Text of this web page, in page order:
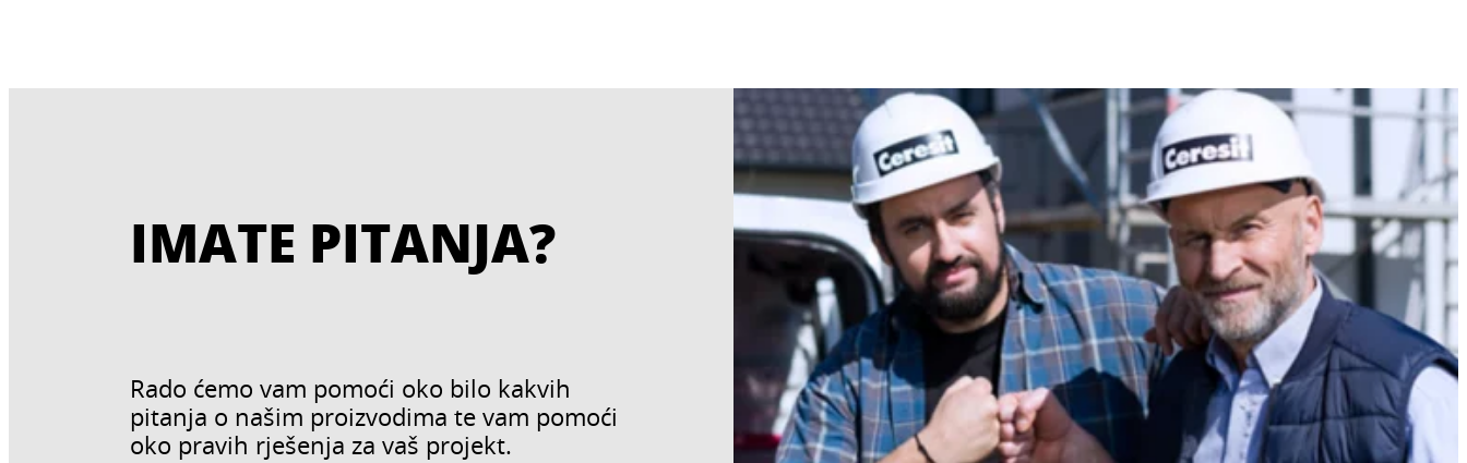
IMATE PITANJA?
Rado ćemo vam pomoći oko bilo kakvih
pitanja o našim proizvodima te vam pomoći
oko pravih rješenja za vaš projekt.